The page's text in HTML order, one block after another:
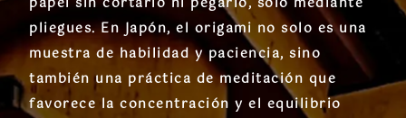
pliegues. En Japón, el origami no solo es una
muestra dehabilidad y paciencia, sino
también una práctica demeditación que
favorece la concentración y el equilibrio